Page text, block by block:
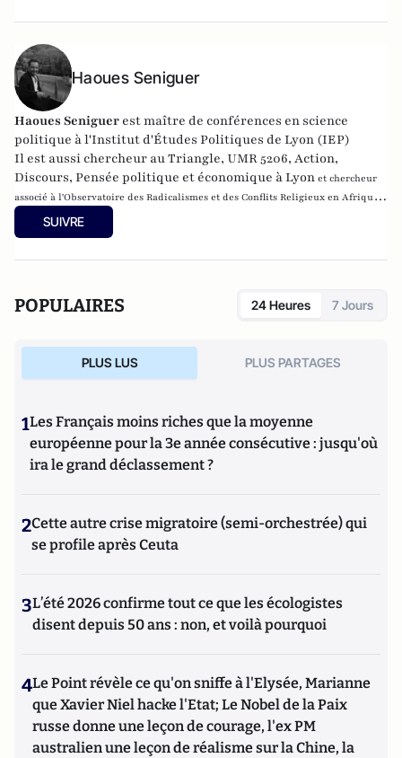
Haoues Seniguer
Haoues Seniguer est maître de conférences en science
politique à l'Institut d'Études Politiques de Lyon (IEP)
Il est aussi chercheur au Triangle, UMR 5206, Action,
Discours, Pensée politique et économique à Lyon et chercheur
associé à l'Observatoire des Radicalismes et des Conflits Religieux en Afrique
(ORCRA), Centre d'Études des Religions (CER), UFR des Civilisations,Religions,
Arts et Communication (CRAC), Université Gaston-Berger, Saint-Louis du
SUIVRE
POPULAIRES 24 Heures 7 Jours
PLUS LUS PLUS PARTAGES
1Les Français moins riches que la moyenne
européenne pour la 3e année consécutive : jusqu'où
ira le grand déclassement ?
2Cette autre crise migratoire (semi-orchestrée) qui
se profile après Ceuta
3L’été 2026 confirme tout ce que les écologistes
disent depuis 50 ans : non, et voilà pourquoi
4Le Point révèle ce qu'on sniffe à l'Elysée, Marianne
que Xavier Niel hacke l'Etat; Le Nobel de la Paix
russe donne une leçon de courage, l'ex PM
australien une leçon de réalisme sur la Chine, la